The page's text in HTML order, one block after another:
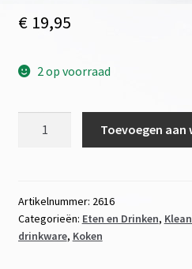
€19,95
2 op voorraad
8oz
(+/-
240ml
Toevoegen aan
Artikelnummer: 2616
Categorieën: Eten en Drinken,
drinkware, Koken